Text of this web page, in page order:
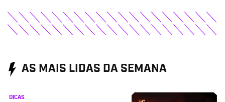
AS MAIS LIDAS DA SEMANA
DICAS